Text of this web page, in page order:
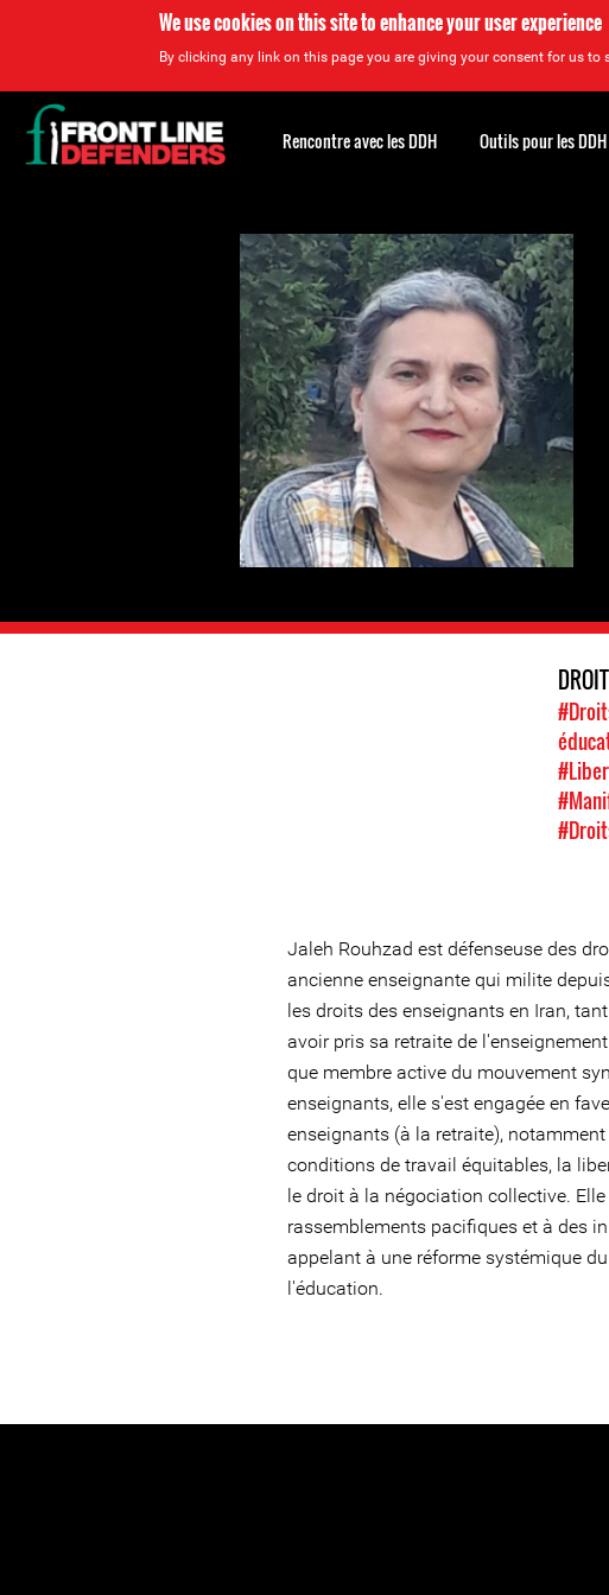
We use cookies on this site to enhance your user experience
By clicking any link on this page you are giving your consent for us to
Jaleh Rouhzad est défenseuse des
ancienne enseignante qui milite
les droits des enseignants en Iran,
avoir pris sa retraite de
que membre active du mouvement
enseignants, elle s'est engagée en
enseignants (à la retraite),
conditions de travail équitables, la
le droit à la négociation collective.
rassemblements pacifiques et à des
appelant à une réforme systémique
l'éducation.
Back
to
top
Rencontre avec les DDH Outils pour les DDH